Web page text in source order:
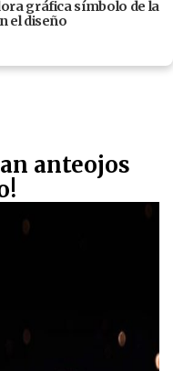
gráfica símbolo de la
el diseño
anteojos